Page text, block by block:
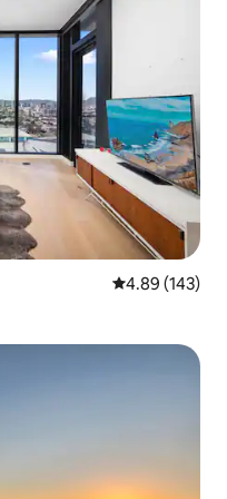
5 ರಲ್ಲಿ 4.89
4.89 (143)